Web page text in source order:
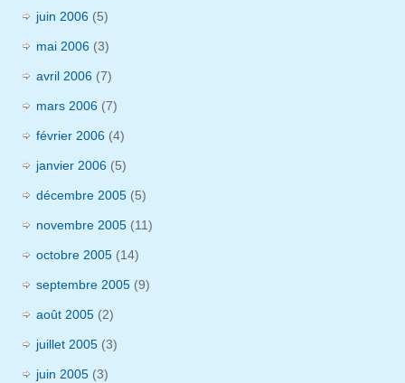
juin 2006 (5)
mai 2006 (3)
avril 2006 (7)
mars 2006 (7)
février 2006 (4)
janvier 2006 (5)
décembre 2005 (5)
novembre 2005 (11)
octobre 2005 (14)
septembre 2005 (9)
août 2005 (2)
juillet 2005 (3)
juin 2005 (3)